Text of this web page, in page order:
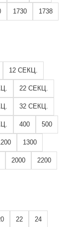
1730 1738
12 СЕКЦ.
22 СЕКЦ.
32 СЕКЦ.
400 500
1300
2000 2200
22 24